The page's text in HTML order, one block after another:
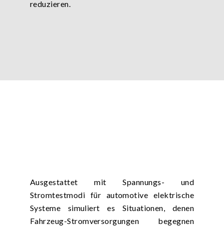
reduzieren.
Ausgestattet mit Spannungs- und
Stromtestmodi für automotive elektrische
Systeme simuliert es Situationen, denen
Fahrzeug-Stromversorgungen begegnen